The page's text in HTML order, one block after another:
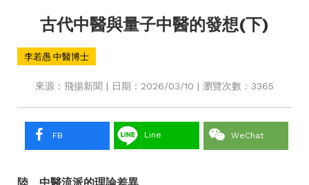
古代中醫與量子中醫的發想(下)
李若愚 中醫博士
來源：飛揚新聞 | 日期：2026/03/10 | 瀏覽次數：3365
FB Line WeChat